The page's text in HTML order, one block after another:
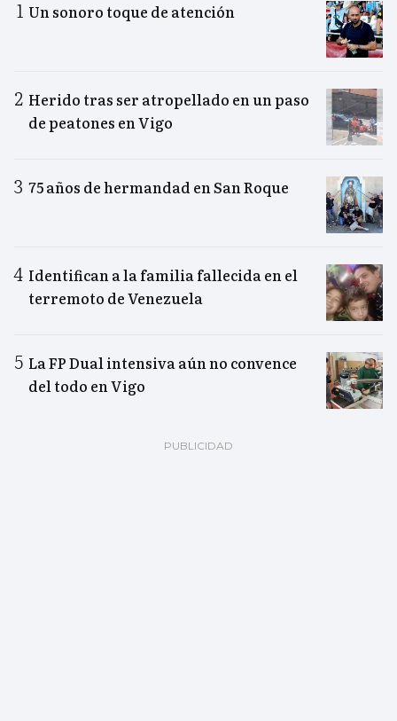
Un sonoro toque de atención
Herido tras ser atropellado en un paso
de peatones en Vigo
75 años de hermandad en San Roque
Identifican a la familia fallecida en el
terremoto de Venezuela
La FP Dual intensiva aún no convence
del todo en Vigo